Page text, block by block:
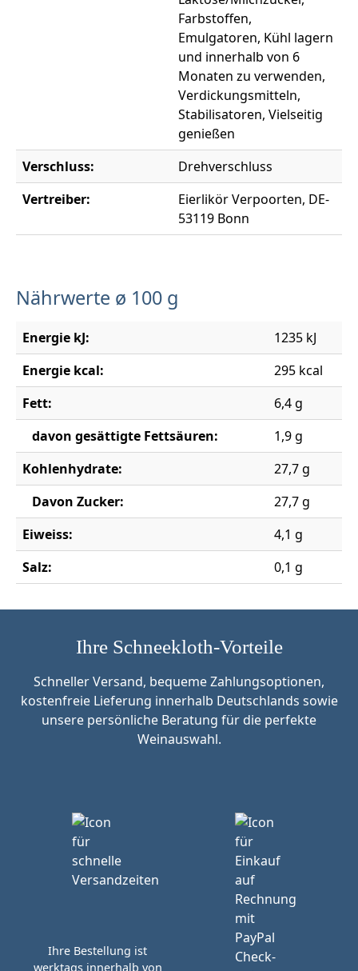
Farbstoffen,
Emulgatoren, Kühl lagern
und innerhalb von 6
Monaten zu verwenden,
Verdickungsmitteln,
Stabilisatoren, Vielseitig
genießen
Verschluss:
Drehverschluss
Vertreiber:
Eierlikör Verpoorten, DE-
53119 Bonn
Nährwerte ø 100 g
Energie kJ:
1235 kJ
Energie kcal:
295 kcal
Fett:
6,4 g
davon gesättigte Fettsäuren:
1,9 g
Kohlenhydrate:
27,7 g
Davon Zucker:
27,7 g
Eiweiss:
4,1 g
Salz:
0,1 g
Ihre Schneekloth-Vorteile
Schneller Versand, bequeme Zahlungsoptionen,
kostenfreie Lieferung innerhalb Deutschlands sowie
unsere persönliche Beratung für die perfekte
Weinauswahl.
Ihre Bestellung ist
werktags innerhalb von